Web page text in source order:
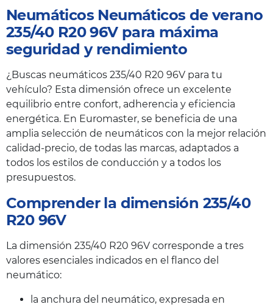
Neumáticos Neumáticos de verano
235/40 R20 96V para máxima
seguridad y rendimiento
¿Buscas neumáticos 235/40 R20 96V para tu
vehículo? Esta dimensión ofrece un excelente
equilibrio entre confort, adherencia y eficiencia
energética. En Euromaster, se beneficia de una
amplia selección de neumáticos con la mejor relación
calidad-precio, de todas las marcas, adaptados a
todos los estilos de conducción y a todos los
presupuestos.
Comprender la dimensión 235/40
R20 96V
La dimensión 235/40 R20 96V corresponde a tres
valores esenciales indicados en el flanco del
neumático:
la anchura del neumático, expresada en